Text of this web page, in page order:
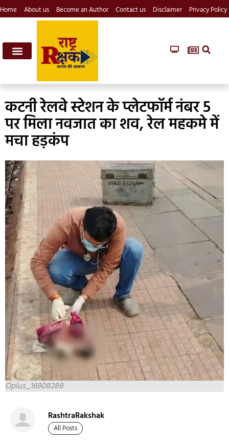
Home About us Become an Author Contact us Disclaimer Privacy Policy
कटनी रेलवे स्टेशन के प्लेटफॉर्म नंबर 5
पर मिला नवजात का शव, रेल महकमे में
मचा हड़कंप
Oplus_16908288
RashtraRakshak
All Posts